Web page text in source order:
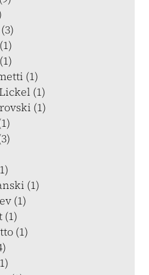
(1)
(1)
(1)
(1)
(1)
(1)
(1)